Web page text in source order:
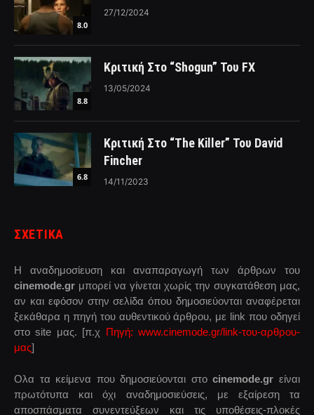
8.0
27/12/2024
8.8
Κριτική Στο “Shogun” Του FX
13/05/2024
6.8
Κριτική Στο “The Killer” Του David
Fincher
14/11/2023
ΣΧΕΤΙΚΑ
Η αναδημοσίευση και αναπαραγωγή των άρθρων του
cinemode.gr μπορεί να γίνεται χωρίς την συγκατάθεση μας,
αν και εφόσον στην σελίδα όπου δημοσιεύονται αναφέρεται
ξεκάθαρα η πηγή του αυθεντικού άρθρου, με link που οδηγεί
στο site μας. [π.χ Πηγή: www.cinemode.gr/link-του-αρθρου-
μας]
Ολα τα κείμενα που δημοσιεύονται στοcinemode.gr είναι
πρωτότυπα και όχι αναδημοσιεύσεις, με εξαίρεση τα
αποσπάσματα συνεντεύξεων και τις υποθέσεις-πλοκές